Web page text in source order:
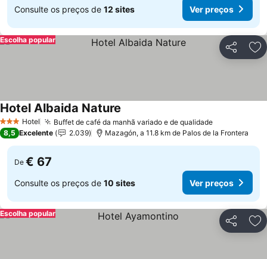
Consulte os preços de 12 sites Ver preços
Partilhar
Escolha popular
3 EstrelasHotel Buffet de café da manhã variado e de qualidade
Hotel Albaida Nature
8,5 Excelente 2.039 Mazagón, a 11.8 km de Palos de la Frontera
De € 67
Consulte os preços de 10 sites Ver preços
Partilhar
Escolha popular